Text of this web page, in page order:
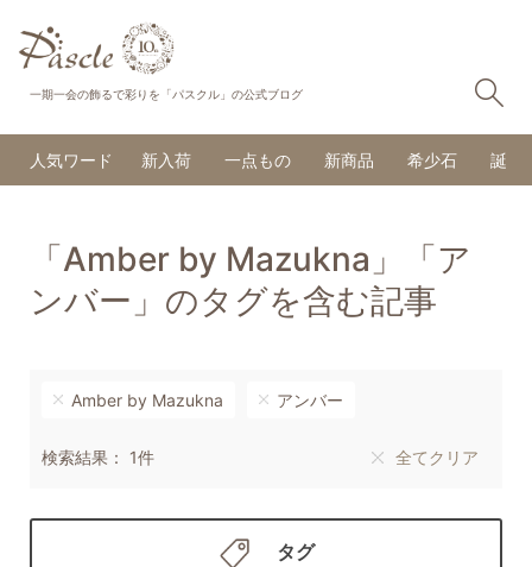
一期一会の飾るで彩りを「パスクル」の公式ブログ
人気ワード 新入荷 一点もの 新商品 希少石 誕生
「Amber by Mazukna」「ア
ンバー」のタグを含む記事
Amber by Mazukna アンバー
検索結果： 1件 全てクリア
タグ